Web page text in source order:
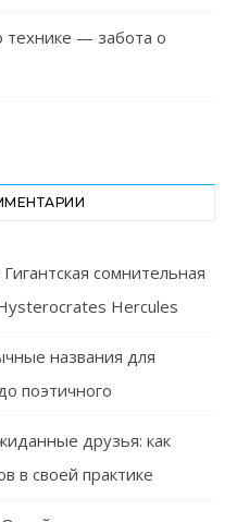
технике — забота о
Гигантская сомнительная
Hercules
названия для
поэтичного
друзья: как
в своей практике